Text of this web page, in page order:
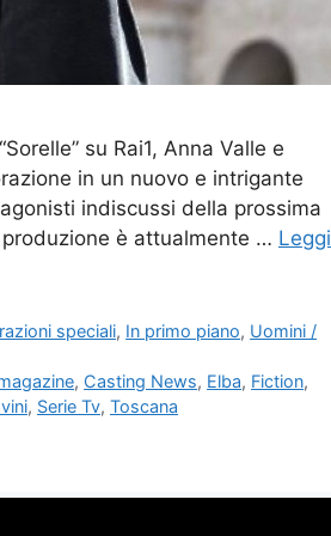
su Rai1, Anna Valle e
in un nuovo e intrigante
indiscussi della prossima
è attualmente … Leggi
speciali, In primo piano, Uomini /
, Casting News, Elba, Fiction,
, Serie Tv, Toscana